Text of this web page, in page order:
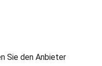
Sie den Anbieter